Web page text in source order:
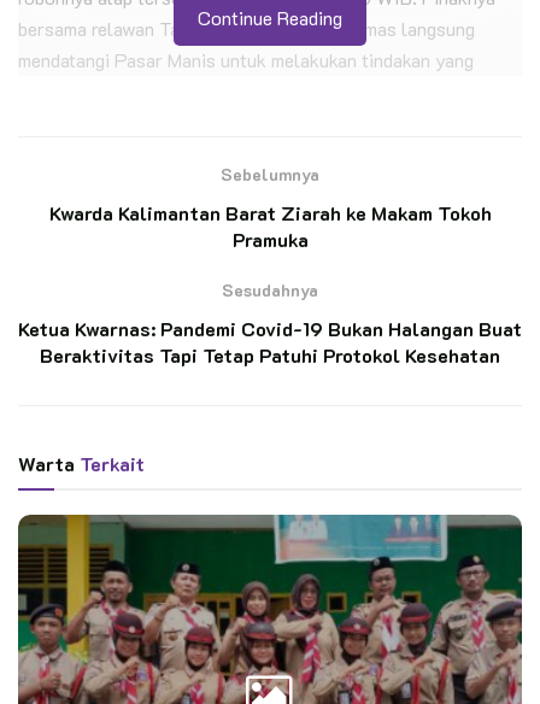
bersama relawan Tagana Kabupaten Banyumas langsung
mendatangi Pasar Manis untuk melakukan tindakan yang
Ketua Kwarran Patimpeng Lepas Pramuka
Penggalang Asal MTs Ar-Rahmah Patimpeng
Berlaga di Jambore Nasional XII
pedagang yang masih berada di Pasar Manis. Beruntungnya
“Begitu mendengar kejadian, kami langsung meluncur dan
langsung melakukan evakuasi di Pasar Manis,” jelasnya.
Continue Reading
Sebelumnya
Kwarda Kalimantan Barat Ziarah ke Makam Tokoh
Pramuka
Sesudahnya
Ketua Kwarnas: Pandemi Covid-19 Bukan Halangan Buat
Beraktivitas Tapi Tetap Patuhi Protokol Kesehatan
Warta Terkait